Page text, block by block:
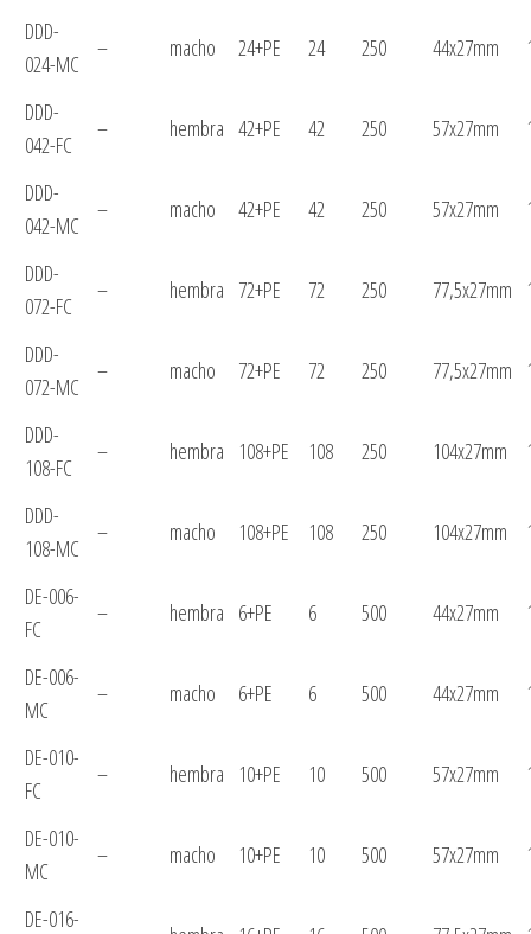
DDD-
024-MC
– macho 24+PE 24 250 44x27mm
DDD-
042-FC
– hembra 42+PE 42 250 57x27mm
DDD-
042-MC
– macho 42+PE 42 250 57x27mm
DDD-
072-FC
– hembra 72+PE 72 250 77,5x27mm
DDD-
072-MC
– macho 72+PE 72 250 77,5x27mm
DDD-
108-FC
– hembra 108+PE 108 250 104x27mm
DDD-
108-MC
– macho 108+PE 108 250 104x27mm
DE-006-
FC
– hembra 6+PE 6 500 44x27mm
DE-006-
MC
– macho 6+PE 6 500 44x27mm
DE-010-
FC
– hembra 10+PE 10 500 57x27mm
DE-010-
MC
– macho 10+PE 10 500 57x27mm
DE-016-